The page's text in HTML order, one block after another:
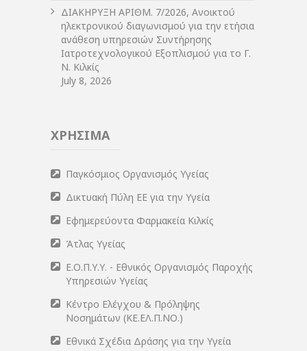
ΔIΑΚΗΡΥΞΗ ΑΡIΘΜ. 7/2026, Ανοικτού
ηλεκτρονικού διαγωνισμού για την ετήσια
ανάθεση υπηρεσιών Συντήρησης
Ιατροτεχνολογικού Εξοπλισμού για το Γ.
Ν. Κιλκίς
July 8, 2026
ΧΡΗΣΙΜΑ
Παγκόσμιος Οργανισμός Υγείας
Δικτυακή Πύλη ΕΕ για την Υγεία
Εφημερεύοντα Φαρμακεία Κιλκίς
Άτλας Υγείας
Ε.Ο.Π.Υ.Υ. - Εθνικός Οργανισμός Παροχής
Υπηρεσιών Υγείας
Κέντρο Ελέγχου & Πρόληψης
Νοσημάτων (ΚΕ.ΕΛ.Π.ΝΟ.)
Εθνικά Σχέδια Δράσης για την Υγεία